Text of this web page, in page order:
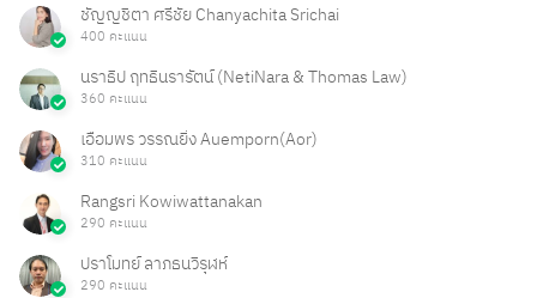
ชัญญชิตา ศรีชัย Chanyachita Srichai
400 คะแนน
นราธิป ฤทธินรารัตน์ (NetiNara & Thomas Law)
360 คะแนน
เอื้อมพร วรรณยิ่ง Auemporn(Aor)
310 คะแนน
Rangsri Kowiwattanakan
290 คะแนน
ปราโมทย์ ลาภธนวิรุฬห์
290 คะแนน